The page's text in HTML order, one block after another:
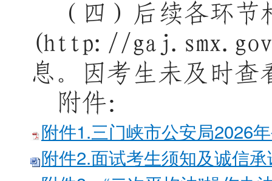
（四）
后续各环节
(http://
息。因考生未及时查
附件：
附件1.三门峡市公安局2026
附件2.面试考生须知及诚信